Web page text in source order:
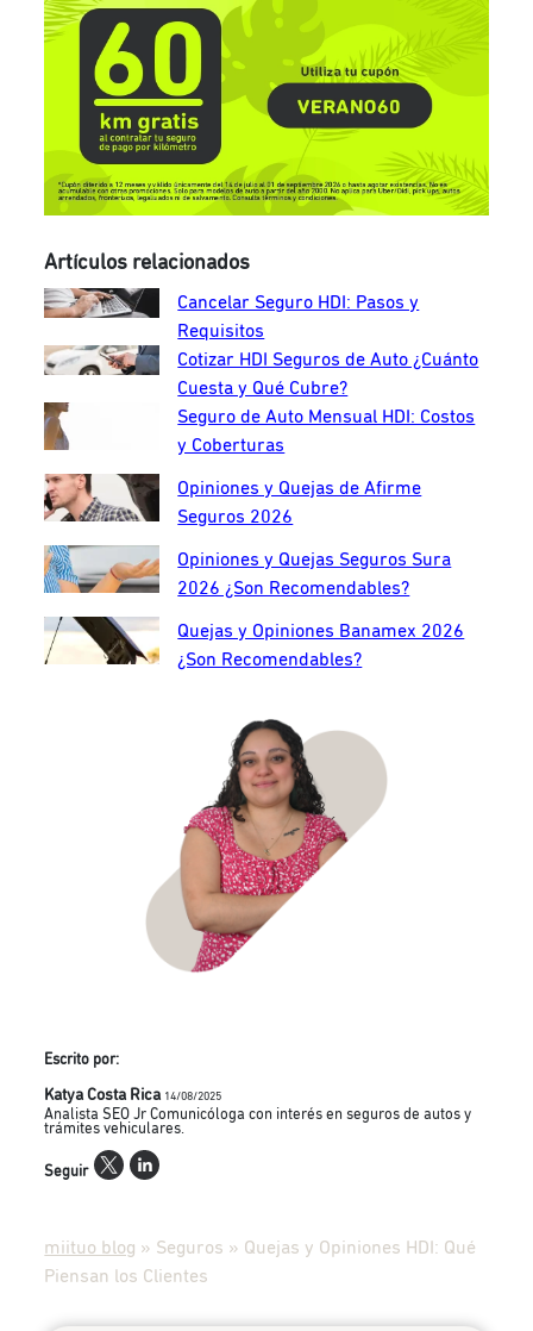
Artículos relacionados
Cancelar Seguro HDI: Pasos y
Requisitos
Cotizar HDI Seguros de Auto ¿Cuánto
Cuesta y Qué Cubre?
Seguro de Auto Mensual HDI: Costos
y Coberturas
Opiniones y Quejas de Afirme
Seguros 2026
Opiniones y Quejas Seguros Sura
2026 ¿Son Recomendables?
Quejas y Opiniones Banamex 2026
¿Son Recomendables?
Escrito por:
Katya Costa Rica 14/08/2025
Analista SEO Jr Comunicóloga con interés en seguros de autos y
trámites vehiculares.
Seguir
miituo blog » Seguros » Quejas y Opiniones HDI: Qué
Piensan los Clientes